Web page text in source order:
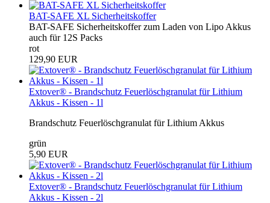
BAT-SAFE XL Sicherheitskoffer
BAT-SAFE Sicherheitskoffer zum Laden von Lipo Akkus
auch für 12S Packs
rot
129,90 EUR
Extover® - Brandschutz Feuerlöschgranulat für Lithium
Akkus - Kissen - 1l
Brandschutz Feuerlöschgranulat für Lithium Akkus
grün
5,90 EUR
Extover® - Brandschutz Feuerlöschgranulat für Lithium
Akkus - Kissen - 2l